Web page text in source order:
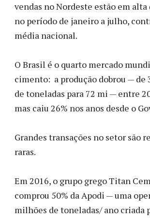
vendas no Nordeste estão em alta
no período de janeiro a julho,
média nacional.
O Brasil é o quarto mercado
cimento: a produção dobrou — de
de toneladas para 72 mi — entre
mas caiu 26% nos anos desde o
Grandes transações no setor são
raras.
Em 2016, o grupo grego Titan
comprou 50% da Apodi — uma
milhões de toneladas/ ano criada